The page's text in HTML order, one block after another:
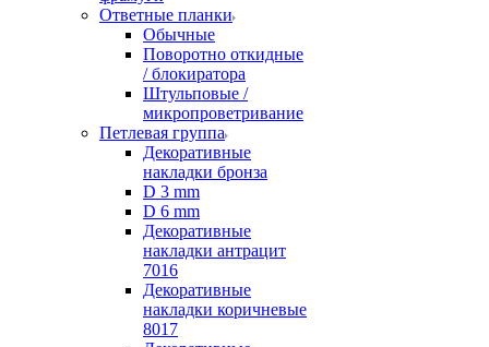
Ответные планки
Обычные
Поворотно откидные
/ блокиратора
Штульповые /
микропроветривание
Петлевая группа
Декоративные
накладки бронза
D 3 mm
D 6 mm
Декоративные
накладки антрацит
7016
Декоративные
накладки коричневые
8017